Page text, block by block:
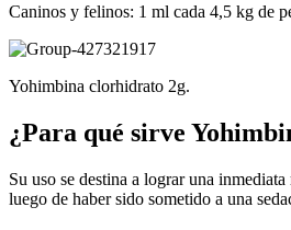
Caninos y felinos: 1 ml cada 4,5 kg de
Yohimbina clorhidrato 2g.
¿Para qué sirve
Su uso se destina a lograr una
luego de haber sido sometido a una